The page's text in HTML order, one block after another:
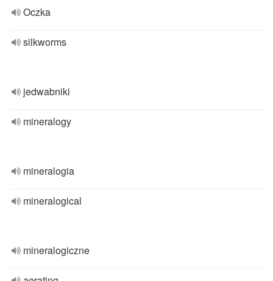
Oczka
silkworms
jedwabniki
mineralogy
mineralogia
mineralogical
mineralogiczne